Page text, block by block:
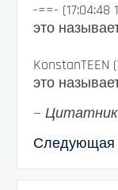
-==- (17:04:48
это
KonstanTEEN
это
— Цитатник
Следующая